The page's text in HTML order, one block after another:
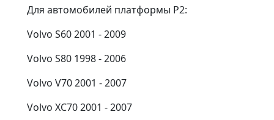
Для автомобилей платформы P2:
Volvo S60 2001 - 2009
Volvo S80 1998 - 2006
Volvo V70 2001 - 2007
Volvo XC70 2001 - 2007